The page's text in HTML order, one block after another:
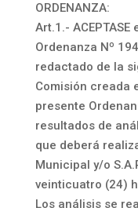
ORDENANZA:
Art.1.-
Ordenanza Nº
redactado de la
Comisión creada
presente
resultados de
que deberá
Municipal y/o
veinticuatro (24)
Los análisis se